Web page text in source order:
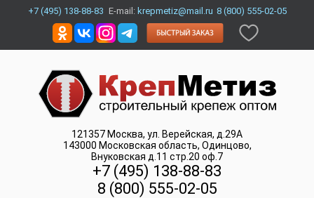
+7 (495) 138-88-83 E-mail: krepmetiz@mail.ru 8 (800) 555-02-05
121357 Москва, ул. Верейская, д.29А
143000 Московская область, Одинцово,
Внуковская д.11 стр.20 оф.7
+7 (495) 138-88-83
8 (800) 555-02-05